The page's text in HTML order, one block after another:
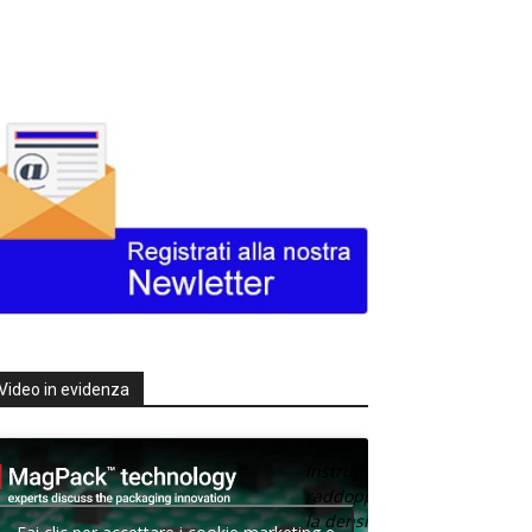
in evidenza
Texas
raddoppia
la densità